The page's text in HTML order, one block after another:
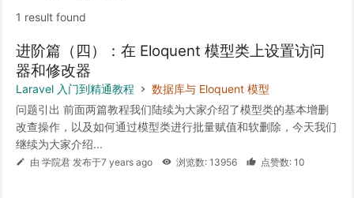
1 result found
进阶篇（四）：在 Eloquent 模型类上设置访问
器和修改器
Laravel 入门到精通教程
数据库与 Eloquent 模型
问题引出 前面两篇教程我们陆续为大家介绍了模型类的基本增删
改查操作，以及如何通过模型类进行批量赋值和软删除，今天我们
继续为大家介绍...
由 学院君 发布于7 years ago 浏览数: 13956 点赞数: 10